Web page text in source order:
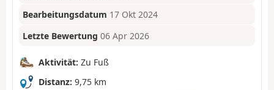
Bearbeitungsdatum 17 Okt 2024
Letzte Bewertung 06 Apr 2026
Aktivität: Zu Fuß
Distanz: 9,75 km